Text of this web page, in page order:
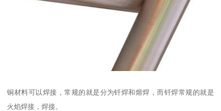
铜材料可以焊接，常规的就是分为钎焊和熔焊，而钎焊常规的就是
火焰焊接，焊接。